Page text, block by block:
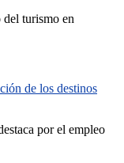
del turismo en
de los destinos
por el empleo